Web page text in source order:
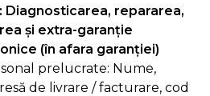
Diagnosticarea, repararea,
și extra-garanție
(în afara garanției)
prelucrate: Nume,
de livrare / facturare, cod